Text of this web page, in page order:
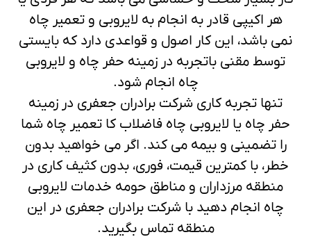
هر اکیپی قادر به انجام به لایروبی و تعمیر چاه
نمی باشد، این کار اصول و قواعدی دارد که بایستی
توسط مقنی باتجربه در زمینه حفر چاه و لایروبی
چاه انجام شود.
تنها تجربه کاری شرکت برادران جعفری در زمینه
حفر چاه یا لایروبی چاه فاضلاب کا تعمیر چاه شما
را تضمینی و بیمه می کند. اگر می خواهید بدون
خطر، با کمترین قیمت، فوری، بدون کثیف کاری در
منطقه مرزداران و مناطق حومه خدمات لایروبی
چاه انجام دهید با شرکت برادران جعفری در این
منطقه تماس بگیرید.